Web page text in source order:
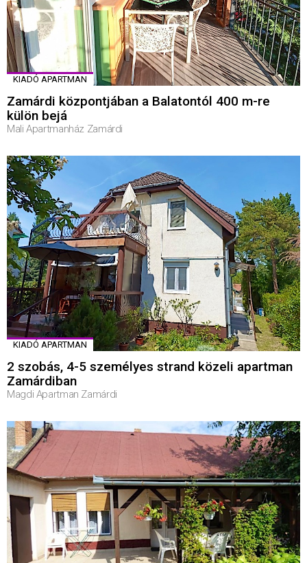
KIADÓ APARTMAN
Zamárdi központjában a Balatontól 400 m-re
külön bejá
Mali Apartmanház Zamárdi
KIADÓ APARTMAN
2 szobás, 4-5 személyes strand közeli apartman
Zamárdiban
Magdi Apartman Zamárdi